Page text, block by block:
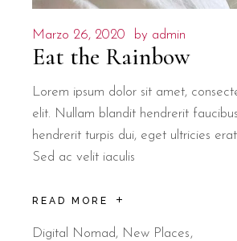
Marzo 26, 2020 by admin
Eat the Rainbow
Lorem ipsum dolor sit amet,
elit. Nullam blandit hendrerit
hendrerit turpis dui, eget ultricies
Sed ac velit iaculis
READ MORE
Digital Nomad, New Places